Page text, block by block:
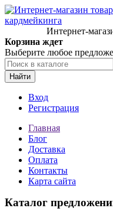
Интернет-
Корзина ждет
Выберите любое
Найти
Вход
Регистрация
Главная
Блог
Доставка
Оплата
Контакты
Карта сайта
Каталог